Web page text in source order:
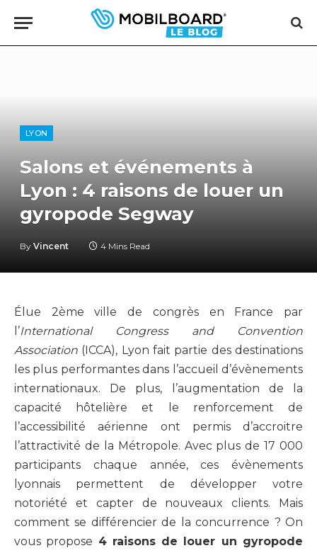
LYON
Salons et événements à
Lyon : 4 raisons de louer un
gyropode Segway
By Vincent 4 Mins Read
Élue 2ème ville de congrès en France par
l’International Congress and Convention
Association (ICCA), Lyon fait partie des destinations
les plus performantes dans l’accueil d’évènements
internationaux. De plus, l’augmentation de la
capacité hôtelière et le renforcement de
l’accessibilité aérienne ont permis d’accroitre
l’attractivité de la Métropole. Avec plus de 17 000
participants chaque année, ces évènements
lyonnais permettent de développer votre
notoriété et capter de nouveaux clients. Mais
comment se différencier de la concurrence ? On
vous propose 4 raisons de louer un gyropode